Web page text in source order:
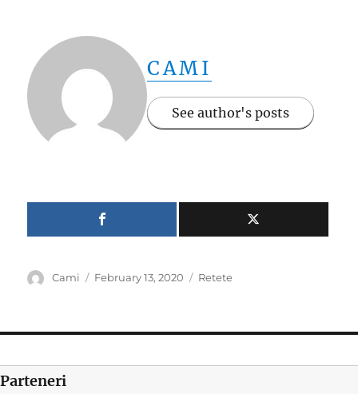
CAMI
See author's posts
Author
Cami
Posted
February 13, 2020 Categories
Retete
Parteneri